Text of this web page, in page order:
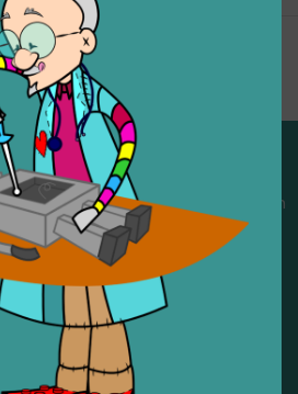
di diventare un centro del riuso e
giocattoli, li riparano e li reimmettono in
civile, circolare e sostenibile.